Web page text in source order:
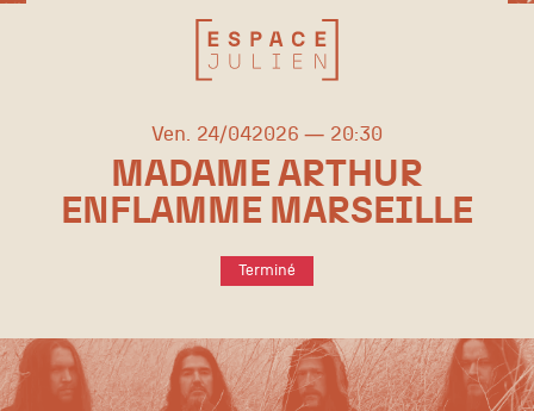
vendredi
Ven. 24/avril
042026 20:30
MADAME ARTHUR
ENFLAMME MARSEILLE
Terminé